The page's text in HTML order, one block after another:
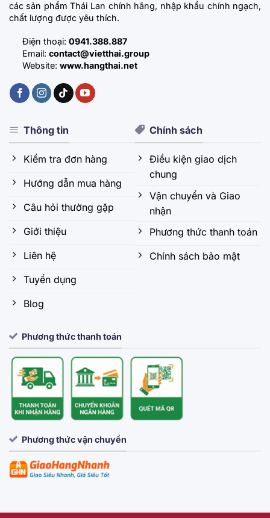
các sản phẩm Thái Lan chính hãng, nhập khẩu chính ngạch,
chất lượng được yêu thích.
Điện thoại: 0941.388.887
Email: contact@vietthai.group
Website: www.hangthai.net
Thông tin
Kiểm tra đơn hàng
Hướng dẫn mua hàng
Câu hỏi thường gặp
Giới thiệu
Liên hệ
Tuyển dụng
Blog
Chính sách
Điều kiện giao dịch
chung
Vận chuyển và Giao
nhận
Phương thức thanh toán
Chính sách bảo mật
Phương thức thanh toán
Phương thức vận chuyển